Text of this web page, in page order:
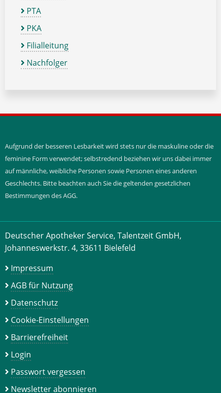
PTA
PKA
Filialleitung
Nachfolger
Aufgrund der besseren Lesbarkeit wird stets nur die maskuline oder die
feminine Form verwendet; selbstredend beziehen wir uns dabei immer
auf männliche, weibliche Personen sowie Personen eines anderen
Geschlechts. Bitte beachten auch Sie die geltenden gesetzlichen
Bestimmungen des AGG.
Deutscher Apotheker Service, Talentzeit GmbH,
Johanneswerkstr. 4, 33611 Bielefeld
Impressum
AGB für Nutzung
Datenschutz
Cookie-Einstellungen
Barrierefreiheit
Login
Passwort vergessen
Newsletter abonnieren